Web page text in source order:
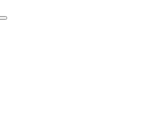
Search